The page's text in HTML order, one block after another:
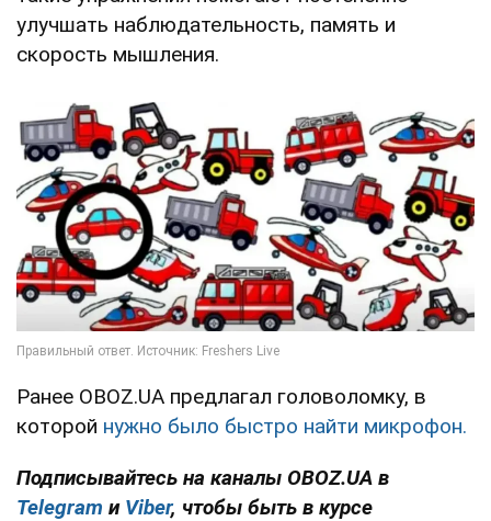
улучшать наблюдательность, память и
скорость мышления.
Ранее OBOZ.UA предлагал головоломку, в
которой нужно было быстро найти микрофон.
Подписывайтесь на каналы OBOZ.UA в
Telegram и Viber, чтобы быть в курсе